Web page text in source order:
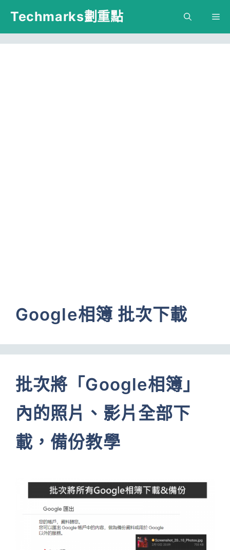
跳
主
Techmarks劃重點
Google相簿 批次下載
批次將「Google相簿」
內的照片、影片全部下
載，備份教學